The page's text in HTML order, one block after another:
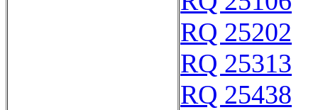
RQ 25202
RQ 25313
RQ 25438